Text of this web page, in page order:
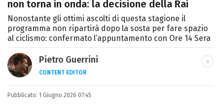
non torna in onda: la decisione della Rai
Nonostante gli ottimi ascolti di questa stagione il
programma non ripartirà dopo la sosta per fare spazio
al ciclismo: confermato l’appuntamento con Ore 14 Sera
Pietro Guerrini
CONTENT EDITOR
Laurea in Lettere, smania di viaggi e
passione per i cartoni (della pizza e della
Pubblicato: 1 Giugno 2026 07:45